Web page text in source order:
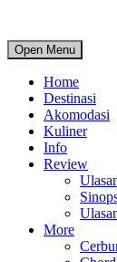
Open Menu
Home
Destinasi
Akomodasi
Kuliner
Info
Review
More